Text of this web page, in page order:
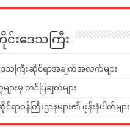
င်းဒေသကြီး
သကြီးဆိုင်ရာအချက်အလက်များ
ျားမှ တင်ပြချက်များ
ာဝန်ကြီးဌာနများ၏ ဖုန်းနံပါတ်များ